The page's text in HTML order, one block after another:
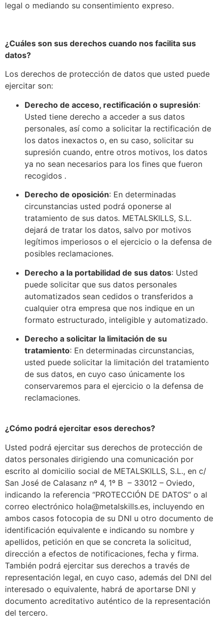
legal o mediando su consentimiento expreso.
¿Cuáles son sus derechos cuando nos facilita sus
datos?
Los derechos de protección de datos que usted puede
ejercitar son:
Derecho de acceso, rectificación o supresión:
Usted tiene derecho a acceder a sus datos
personales, así como a solicitar la rectificación de
los datos inexactos o, en su caso, solicitar su
supresión cuando, entre otros motivos, los datos
ya no sean necesarios para los fines que fueron
recogidos .
Derecho de oposición: En determinadas
circunstancias usted podrá oponerse al
tratamiento de sus datos. METALSKILLS, S.L.
dejará de tratar los datos, salvo por motivos
legítimos imperiosos o el ejercicio o la defensa de
posibles reclamaciones.
Derecho a la portabilidad de sus datos: Usted
puede solicitar que sus datos personales
automatizados sean cedidos o transferidos a
cualquier otra empresa que nos indique en un
formato estructurado, inteligible y automatizado.
Derecho a solicitar la limitación de su
tratamiento: En determinadas circunstancias,
usted puede solicitar la limitación del tratamiento
de sus datos, en cuyo caso únicamente los
conservaremos para el ejercicio o la defensa de
reclamaciones.
¿Cómo podrá ejercitar esos derechos?
Usted podrá ejercitar sus derechos de protección de
datos personales dirigiendo una comunicación por
escrito al domicilio social de METALSKILLS, S.L., en c/
San José de Calasanz nº 4, 1º B – 33012 – Oviedo,
indicando la referencia “PROTECCIÓN DE DATOS” o al
correo electrónico hola@metalskills.es, incluyendo en
ambos casos fotocopia de su DNI u otro documento de
identificación equivalente e indicando su nombre y
apellidos, petición en que se concreta la solicitud,
dirección a efectos de notificaciones, fecha y firma.
También podrá ejercitar sus derechos a través de
representación legal, en cuyo caso, además del DNI del
interesado o equivalente, habrá de aportarse DNI y
documento acreditativo auténtico de la representación
del tercero.